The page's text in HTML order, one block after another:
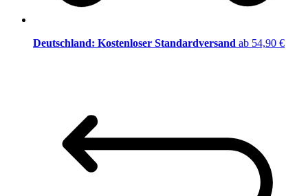
Deutschland: Kostenloser Standardversand ab 54,90 €